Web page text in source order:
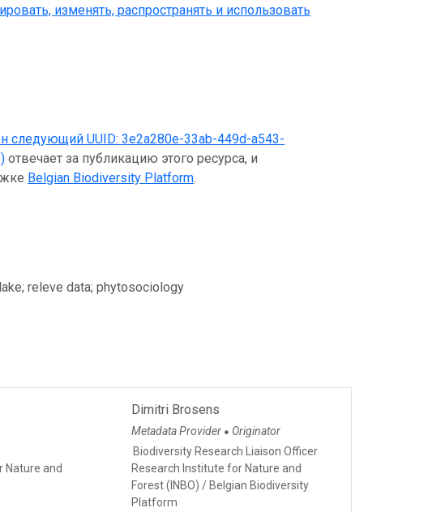
изменять, распространять и использовать
следующий UUID:3e2a280e-33ab-449d-a543-
отвечает за публикацию этого ресурса, и
Belgian Biodiversity Platform.
releve data; phytosociology
Nature and
Dimitri Brosens
Metadata Provider ● Originator
Biodiversity Research Liaison Officer
Research Institute for Nature and
Forest (INBO) / Belgian Biodiversity
Platform